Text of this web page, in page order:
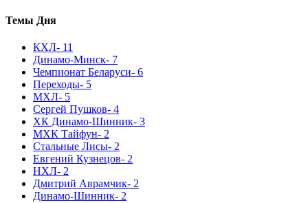
Темы Дня
КХЛ- 11
Динамо-Минск- 7
Чемпионат Беларуси- 6
Переходы- 5
МХЛ- 5
Сергей Пушков- 4
ХК Динамо-Шинник- 3
МХК Тайфун- 2
Стальные Лисы- 2
Евгений Кузнецов- 2
НХЛ- 2
Дмитрий Аврамчик- 2
Динамо-Шинник- 2